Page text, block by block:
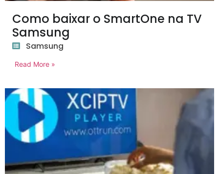
Como baixar o SmartOne na TV
Samsung
Samsung
Read More »